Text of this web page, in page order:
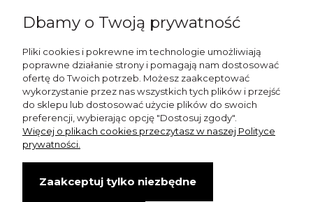
shop@esterashop.com
+48 785 709 330
ESTERA
Otolice 68
99-400 Łowicz
Wskazówki dojazdu
NIP: 8341003819
Dbamy o Twoją prywatność
Pliki cookies i pokrewne im technologie umożliwiają
poprawne działanie strony i pomagają nam dostosować
ofertę do Twoich potrzeb. Możesz zaakceptować
wykorzystanie przez nas wszystkich tych plików i przejść
do sklepu lub dostosować użycie plików do swoich
preferencji, wybierając opcję "Dostosuj zgody".
Więcej o plikach cookies przeczytasz w naszej Polityce
prywatności.
Zaakceptuj tylko niezbędne